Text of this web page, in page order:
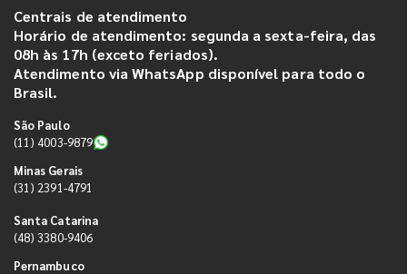
Centrais de atendimento
Horário de atendimento: segunda a sexta-feira, das
08h às 17h (exceto feriados).
Atendimento via WhatsApp disponível para todo o
Brasil.
São Paulo
(11) 4003-9879
Minas Gerais
(31) 2391-4791
Santa Catarina
(48) 3380-9406
Pernambuco